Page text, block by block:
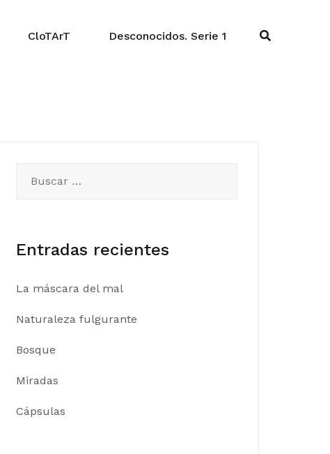
CloTArT Desconocidos. Serie 1
Entradas recientes
La máscara del mal
Naturaleza fulgurante
Bosque
Miradas
Cápsulas